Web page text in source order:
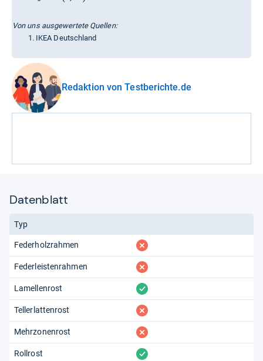
Von uns ausgewertete Quellen:
IKEA Deutschland
Redaktion von Testberichte.de
Datenblatt
Typ
Federholzrahmen fehlt
Federleistenrahmen fehlt
Lamellenrost vorhanden
Tellerlattenrost fehlt
Mehrzonenrost fehlt
Rollrost vorhanden